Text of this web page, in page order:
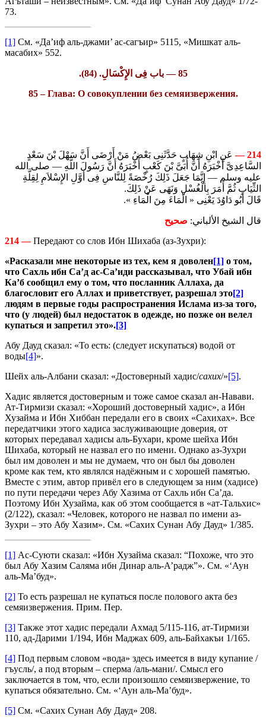
73.
[1] См. «Да’иф аль-джами’ ас-сагъир» 5115, «Мишкат аль-
масабих» 552.
85 — باب فِى الإِكْسَالِ. (84).
85 – Глава: О совокуплении без семяизвержения.
214 —
عَنِ ابْنِ شِهَابٍ حَدَّثَنِى بَعْضُ مَنْ أَرْضَى أَنَّ سَهْلَ بْنَ سَعْدٍ
السَّاعِدِىَّ أَخْبَرَهُ أَنَّ أُبَىَّ بْنَ كَعْبٍ أَخْبَرَهُ أَنَّ رَسُولَ اللَّهِ — صلى الله
عليه وسلم — إِنَّمَا جَعَلَ ذَلِكَ رُخْصَةً لِلنَّاسِ فِى أَوَّلِ الإِسْلاَمِ لِقِلَّةِ
الثِّيَابِ ثُمَّ أَمَرَ بِالْغُسْلِ وَنَهَى عَنْ ذَلِكَ.
قَالَ أَبُو دَاوُدَ يَعْنِى « الْمَاءَ مِنَ الْمَاءِ ».
قال الشيخ الألباني: صحيح
214 —Передают со слов Ибн Шихаба (аз-Зухри):
«Расказали мне некоторые из тех, кем я доволен[1] о том,
что Сахль ибн Са’д ас-Са’иди рассказывал, что Убай ибн
Ка’б сообщил ему о том, что посланник Аллаха, да
благословит его Аллах и приветствует, разрешал это[2]
людям в первые годы распространения Ислама из-за того,
что (у людей) был недостаток в одежде, но позже он велел
купаться и запретил это».[3]
Абу Дауд сказал: «То есть: (следует искупаться) водой от
воды[4]».
Шейх аль-Албани сказал: «Достоверный хадис/сахих/»[5].
Хадис является достоверным и тоже самое сказал ан-Навави.
Ат-Тирмизи сказал: «Хороший достоверный хадис», а Ибн
Хузайма и Ибн Хиббан передали его в своих «Сахихах». Все
передатчики этого хадиса заслуживающие доверия, от
которых передавал хадисы аль-Бухари, кроме шейха Ибн
Шихаба, который не назвал его по имени. Однако аз-Зухри
был им доволен и мы не думаем, что он был бы доволен
кроме как тем, кто являлся надёжным и с хорошей памятью.
Вместе с этим, автор привёл его в следующем за ним (хадисе)
по пути передачи через Абу Хазима от Сахль ибн Са’да.
Поэтому Ибн Хузайма, как об этом сообщается в «ат-Тальхис»
(2/122), сказал: «Человек, которого не назвал по имени аз-
Зухри – это Абу Хазим». См. «Сахих Сунан Абу Дауд» 1/385.
[1] Ас-Суюти сказал: «Ибн Хузайма сказал: “Похоже, что это
был Абу Хазим Саляма ибн Динар аль-А’радж”». См. «‘Аун
аль-Ма’буд».
[2] То есть разрешал не купаться после полового акта без
семяизвержения. Прим. Пер.
[3] Также этот хадис передали Ахмад 5/115-116, ат-Тирмизи
110, ад-Дарими 1/194, Ибн Маджах 609, аль-Байхакъи 1/165.
[4] Под первым словом «вода» здесь имеется в виду купание /
гъусль/, а под вторым – сперма /аль-мани/. Смысл его
заключается в том, что, если произошло семяизвержение, то
купаться обязательно. См. «‘Аун аль-Ма’буд».
[5] См. «Сахих Сунан Абу Дауд» 208.